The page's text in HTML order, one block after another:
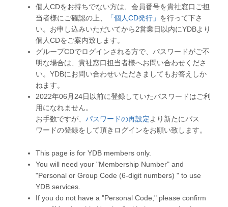
個人CDをお持ちでない方は、会員番号を貴社窓口ご担
当者様にご確認の上、
「個人CD発行」 を行って下さ
い。お申し込みいただいてから2営業日以内にYDBより
個人CDをご案内致します。
グループCDでログインされる方で、パスワードがご不
明な場合は、貴社窓口担当者様へお問い合わせくださ
い。YDBにお問い合わせいただきましてもお答えしか
ねます。
2022年06月24日以前に登録していたパスワードはご利
用になれません。
お手数ですが、 パスワードの再設定より新たにパス
ワードの登録をして頂きログインをお願い致します。
This page is for YDB members only.
You will need your "Membership Number" and
"Personal or Group Code (6-digit numbers) " to use
YDB services.
If you do not have a "Personal Code," please confirm